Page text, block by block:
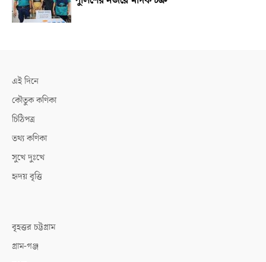
এই দিনে
কৌতুক কণিকা
চিঠিপত্র
তথ্য কণিকা
সুখে দুঃখে
হৃদয় বৃত্তি
বৃহত্তর চট্টগ্রাম
গ্রাম-গঞ্জ